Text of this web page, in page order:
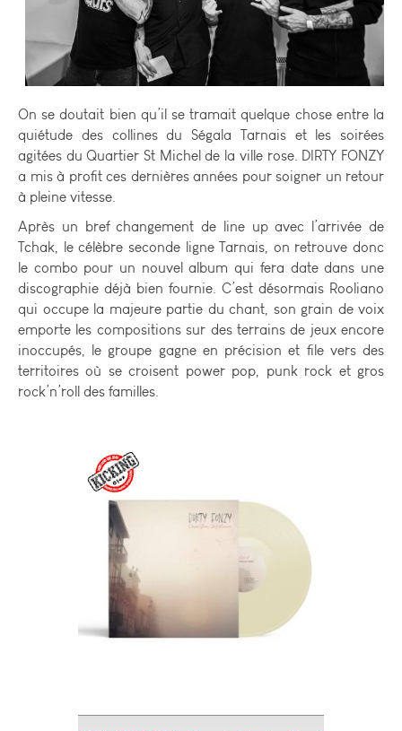
On se doutait bien qu’il se tramait quelque chose entre la
quiétude des collines du Ségala Tarnais et les soirées
agitées du Quartier St Michel de la ville rose. DIRTY FONZY
a mis à profit ces dernières années pour soigner un retour
à pleine vitesse.
Après un bref changement de line up avec l’arrivée de
Tchak, le célèbre seconde ligne Tarnais, on retrouve donc
le combo pour un nouvel album qui fera date dans une
discographie déjà bien fournie. C’est désormais Rooliano
qui occupe la majeure partie du chant, son grain de voix
emporte les compositions sur des terrains de jeux encore
inoccupés, le groupe gagne en précision et file vers des
territoires où se croisent power pop, punk rock et gros
rock’n’roll des familles.